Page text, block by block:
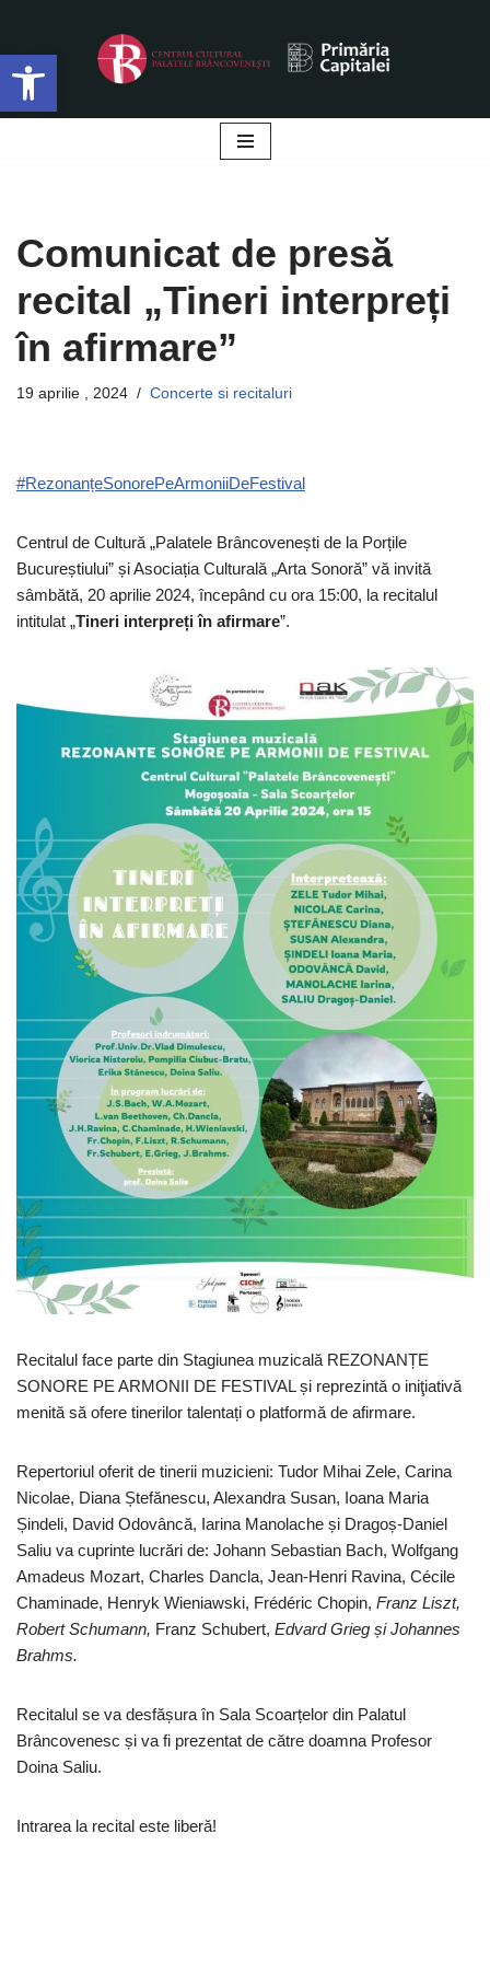
Deschide bara de unelte
Sari
la
conținut
Comunicat de presă
recital „Tineri interpreți
în afirmare”
19 aprilie , 2024 Concerte si recitaluri
#RezonanțeSonorePeArmoniiDeFestival
Centrul de Cultură „Palatele Brâncovenești de la Porțile
Bucureștiului” și Asociația Culturală „Arta Sonoră” vă invită
sâmbătă, 20 aprilie 2024, începând cu ora 15:00, la recitalul
intitulat „Tineri interpreți în afirmare”.
Recitalul face parte din Stagiunea muzicală REZONANȚE
SONORE PE ARMONII DE FESTIVAL și reprezintă o iniţiativă
menită să ofere tinerilor talentați o platformă de afirmare.
Repertoriul oferit de tinerii muzicieni: Tudor Mihai Zele, Carina
Nicolae, Diana Ștefănescu, Alexandra Susan, Ioana Maria
Șindeli, David Odovâncă, Iarina Manolache și Dragoș-Daniel
Saliu va cuprinte lucrări de: Johann Sebastian Bach, Wolfgang
Amadeus Mozart, Charles Dancla, Jean-Henri Ravina, Cécile
Chaminade, Henryk Wieniawski, Frédéric Chopin, Franz Liszt,
Robert Schumann, Franz Schubert, Edvard Grieg și Johannes
Brahms.
Recitalul se va desfășura în Sala Scoarțelor din Palatul
Brâncovenesc și va fi prezentat de către doamna Profesor
Doina Saliu.
Intrarea la recital este liberă!